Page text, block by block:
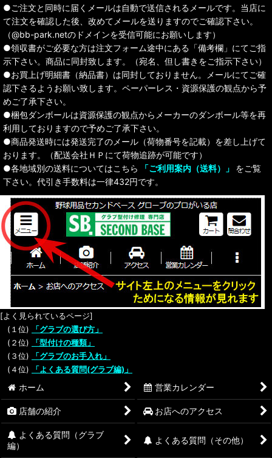
●ご注文と同時に届くメールは自動で送信されるメールです。当店に
て注文を確認した後、改めてメールを送りますのでご確認下さい。
（@bb-park.netのドメインを受信可能にお願いします）
●領収書がご必要な方は注文フォーム途中にある「備考欄」にてご指
示下さい。商品に同封致します。（宛名、但し書きをご指示下さい）
●お買上げ明細書（納品書）は同封しておりません。メールにてご確
認下さるようお願い致します。ペーパーレス・資源保護の観点から予
めご了承下さい。
●梱包ダンボールは資源保護の観点からメーカーのダンボール等を再
利用しておりますので予めご了承下さい。
●商品発送時には発送完了のメール（荷物番号を記載）を差し上げて
おります。（配送会社ＨＰにて荷物追跡が可能です）
●各地域別の送料についてはこちら
「ご利用案内（送料）」 をご覧
下さい。代引き手数料は一律432円です。
[よく見られているページ]
(１位)
「グラブの選び方」
(２位)
「型付けの種類」
(３位)
「グラブのお手入れ」
(４位)
「よくある質問(グラブ編)」
ホーム 営業カレンダー
店舗の紹介 お店へのアクセス
よくある質問（グラブ
編）
よくある質問（その他）